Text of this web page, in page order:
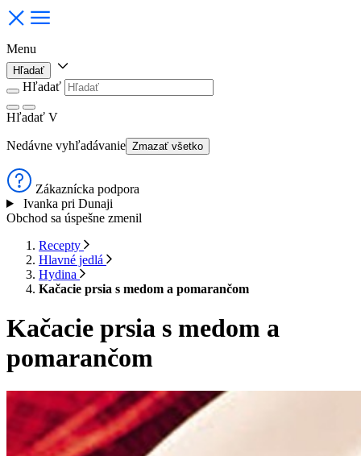
Menu
Hľadať
Hľadať
Hľadať V
Nedávne vyhľadávanie Zmazať všetko
Zákaznícka podpora
Ivanka pri Dunaji
Obchod sa úspešne zmenil
Recepty
Hlavné jedlá
Hydina
Kačacie prsia s medom a pomarančom
Kačacie prsia s medom a
pomarančom